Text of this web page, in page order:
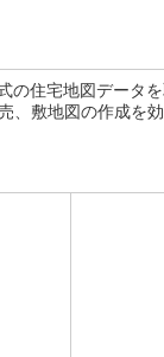
の住宅地図データ
、敷地図の作成を